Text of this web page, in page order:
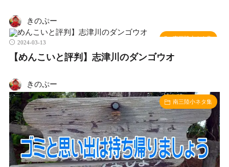
きのぷー
南三陸小ネタ集
2024-03-13
【めんこいと評判】志津川のダンゴウオ
きのぷー
南三陸小ネタ集